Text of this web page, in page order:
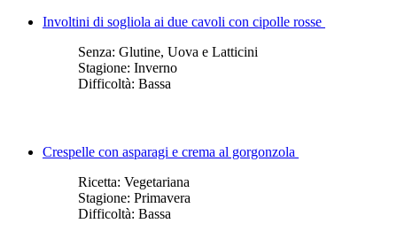
Involtini di sogliola ai due cavoli con cipolle rosse
Senza: Glutine, Uova e Latticini
Stagione: Inverno
Difficoltà: Bassa
Crespelle con asparagi e crema al gorgonzola
Ricetta: Vegetariana
Stagione: Primavera
Difficoltà: Bassa